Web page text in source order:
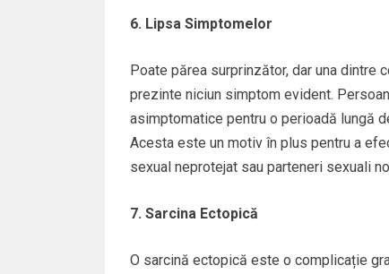
6. Lipsa Simptomelor
Poate părea surprinzător, dar una dintre
prezinte niciun simptom evident.
asimptomatice pentru o perioadă lungă
Acesta este un motiv în plus pentru a
sexual neprotejat sau parteneri sexuali
7. Sarcina Ectopică
O sarcină ectopică este o complicație